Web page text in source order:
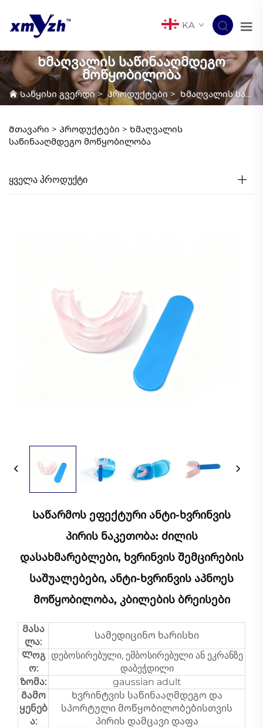
KA
Ხმაღვალის საწინააღმდეგო
მოწყობილობა
Საწყისი გვერდი> Პროდუქტები > Ხმაღვალის საწინააღმდეგო მოწყობილობა
Მთავარი > Პროდუქტები > Ხმაღვალის
საწინააღმდეგო მოწყობილობა
ᲧᲕᲔᲚᲐ ᲞᲠᲝᲓᲣᲥᲢᲘ
Საწარმოს Ეფექტური Ანტი-Ხვრინვის
Პირის Ნაკეთობა: Ძილის
Დასახმარებლები, Ხვრინვის Შემცირების
Საშუალებები, Ანტი-Ხვრინვის Აპნოეს
Მოწყობილობა, Კბილების Ბრეისები
Მასა
ლა:
Სამედიცინო ხარისხი
Ლოგ
ო:
დებოსირებული, ემბოსირებული ან ეკრანზე
დაბეჭდილი
Ზომა:
gaussian adult
Გამო
ყენებ
ა:
Ხვრინტვის საწინააღმდეგო და
სპორტული მოწყობილობებისთვის
პირის დამცავი დაფა